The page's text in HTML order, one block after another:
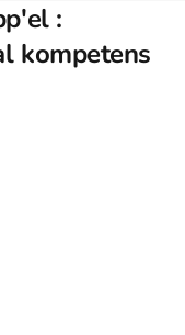
:
kompetens